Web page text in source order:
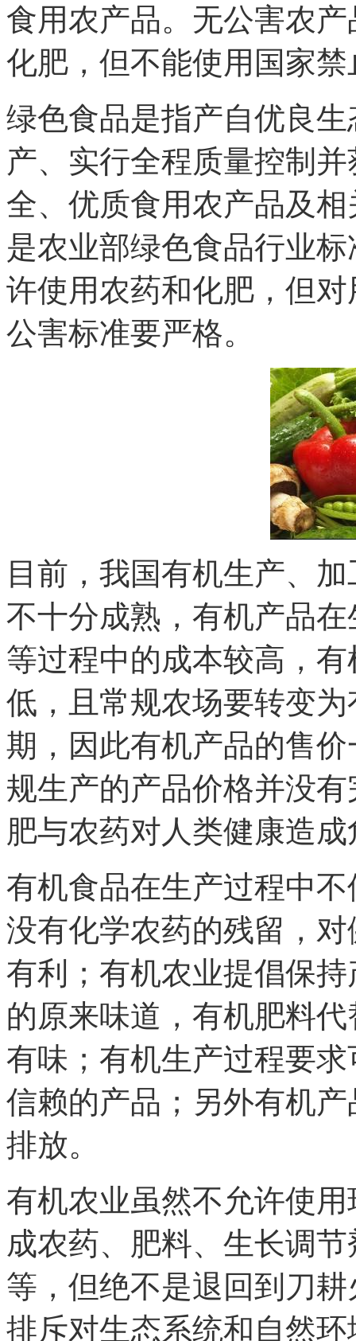
食用农产品。无公害农
化肥，但不能使用国家
绿色食品是指产自优良
产、实行全程质量控制
全、优质食用农产品及
是农业部绿色食品行业
许使用农药和化肥，但
公害标准要严格。
目前，我国有机生产、
不十分成熟，有机产品
等过程中的成本较高，
低，且常规农场要转变
期，因此有机产品的售
规生产的产品价格并没
肥与农药对人类健康造
有机食品在生产过程中
没有化学农药的残留，
有利；有机农业提倡保
的原来味道，有机肥料
有味；有机生产过程要
信赖的产品；另外有机
排放。
有机农业虽然不允许使
成农药、肥料、生长调
等，但绝不是退回到刀
排斥对生态系统和自然